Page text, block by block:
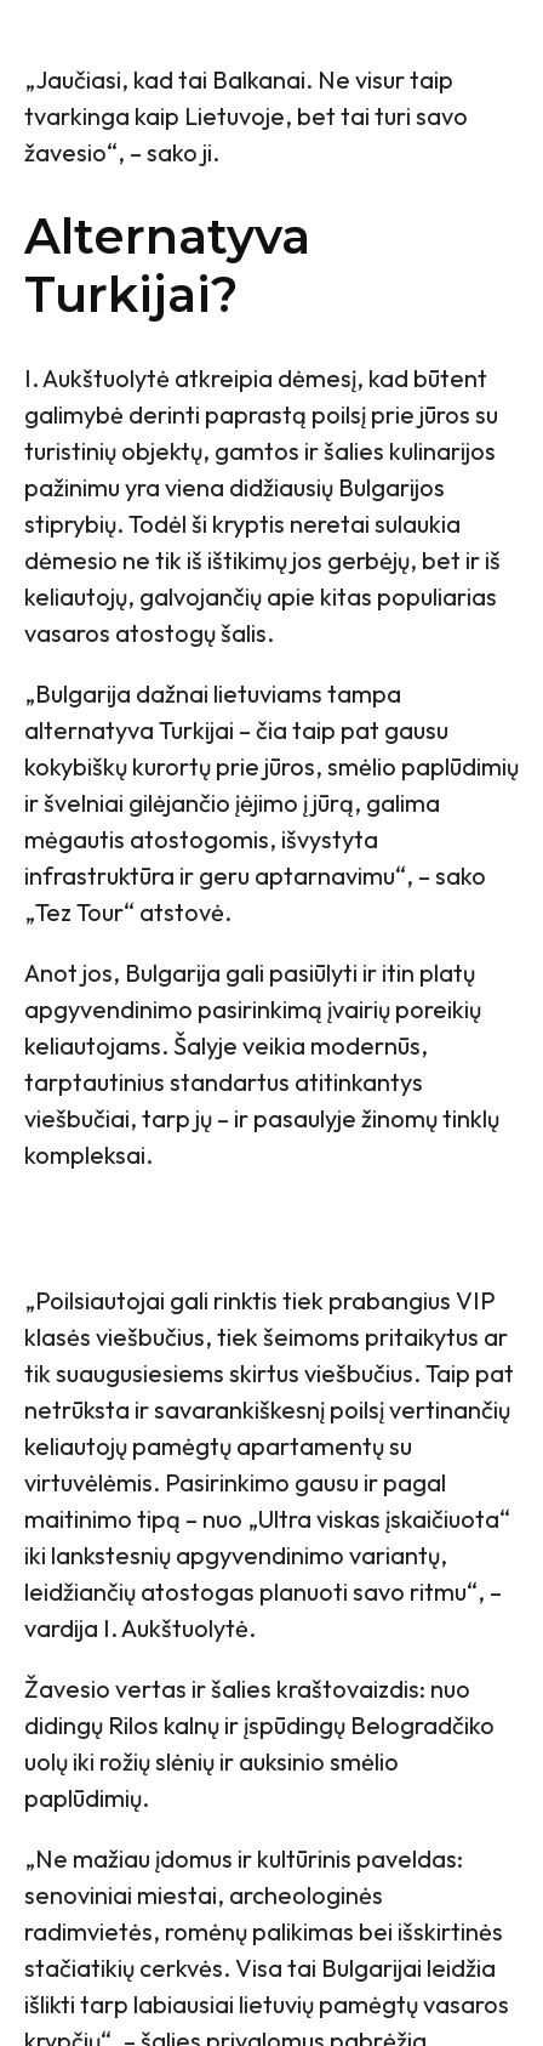
„Jaučiasi, kad tai Balkanai. Ne visur taip
tvarkinga kaip Lietuvoje, bet tai turi savo
žavesio“, – sako ji.
Alternatyva
Turkijai?
I. Aukštuolytė atkreipia dėmesį, kad būtent
galimybė derinti paprastą poilsį prie jūros su
turistinių objektų, gamtos ir šalies kulinarijos
pažinimu yra viena didžiausių Bulgarijos
stiprybių. Todėl ši kryptis neretai sulaukia
dėmesio ne tik iš ištikimų jos gerbėjų, bet ir iš
keliautojų, galvojančių apie kitas populiarias
vasaros atostogų šalis.
„Bulgarija dažnai lietuviams tampa
alternatyva Turkijai – čia taip pat gausu
kokybiškų kurortų prie jūros, smėlio paplūdimių
ir švelniai gilėjančio įėjimo į jūrą, galima
mėgautis atostogomis, išvystyta
infrastruktūra ir geru aptarnavimu“, – sako
„Tez Tour“ atstovė.
Anot jos, Bulgarija gali pasiūlyti ir itin platų
apgyvendinimo pasirinkimą įvairių poreikių
keliautojams. Šalyje veikia modernūs,
tarptautinius standartus atitinkantys
viešbučiai, tarp jų – ir pasaulyje žinomų tinklų
kompleksai.
„Poilsiautojai gali rinktis tiek prabangius VIP
klasės viešbučius, tiek šeimoms pritaikytus ar
tik suaugusiesiems skirtus viešbučius. Taip pat
netrūksta ir savarankiškesnį poilsį vertinančių
keliautojų pamėgtų apartamentų su
virtuvėlėmis. Pasirinkimo gausu ir pagal
maitinimo tipą – nuo „Ultra viskas įskaičiuota“
iki lankstesnių apgyvendinimo variantų,
leidžiančių atostogas planuoti savo ritmu“, –
vardija I. Aukštuolytė.
Žavesio vertas ir šalies kraštovaizdis: nuo
didingų Rilos kalnų ir įspūdingų Belogradčiko
uolų iki rožių slėnių ir auksinio smėlio
paplūdimių.
„Ne mažiau įdomus ir kultūrinis paveldas:
senoviniai miestai, archeologinės
radimvietės, romėnų palikimas bei išskirtinės
stačiatikių cerkvės. Visa tai Bulgarijai leidžia
išlikti tarp labiausiai lietuvių pamėgtų vasaros